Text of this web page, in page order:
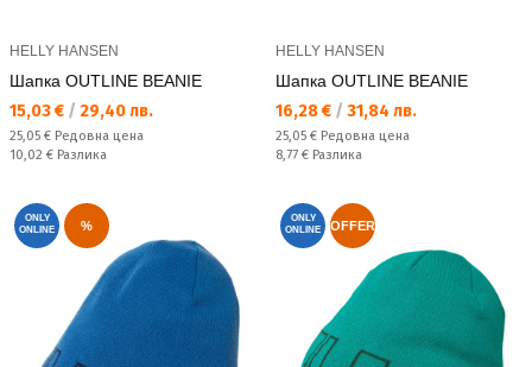
HELLY HANSEN
Шапка OUTLINE BEANIE
Текуща цена:
15,03 € / 29,40 лв.
Редовна цена:
25,05 € Редовна цена
Спестявате:
10,02 € Разлика
HELLY HANSEN
Шапка OUTLINE BEANIE
Текуща цена:
16,28 € / 31,84 лв.
Редовна цена:
25,05 € Редовна цена
Спестявате:
8,77 € Разлика
ONLY
ONLINE
%
ONLY
ONLINE
OFFER